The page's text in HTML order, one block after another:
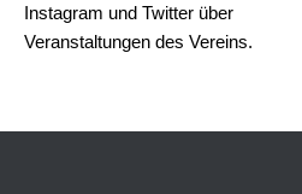
Instagram und Twitter über
Veranstaltungen des Vereins.